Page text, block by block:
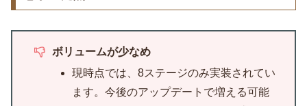
ボリュームが少なめ
現時点では、8ステージのみ実装されてい
ます。今後のアップデートで増える可能